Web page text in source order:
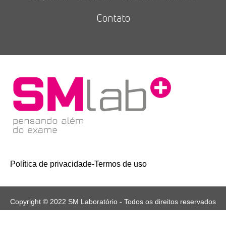
Contato
Política de privacidade-Termos de uso
Copyright © 2022 SM Laboratório - Todos os direitos reservados